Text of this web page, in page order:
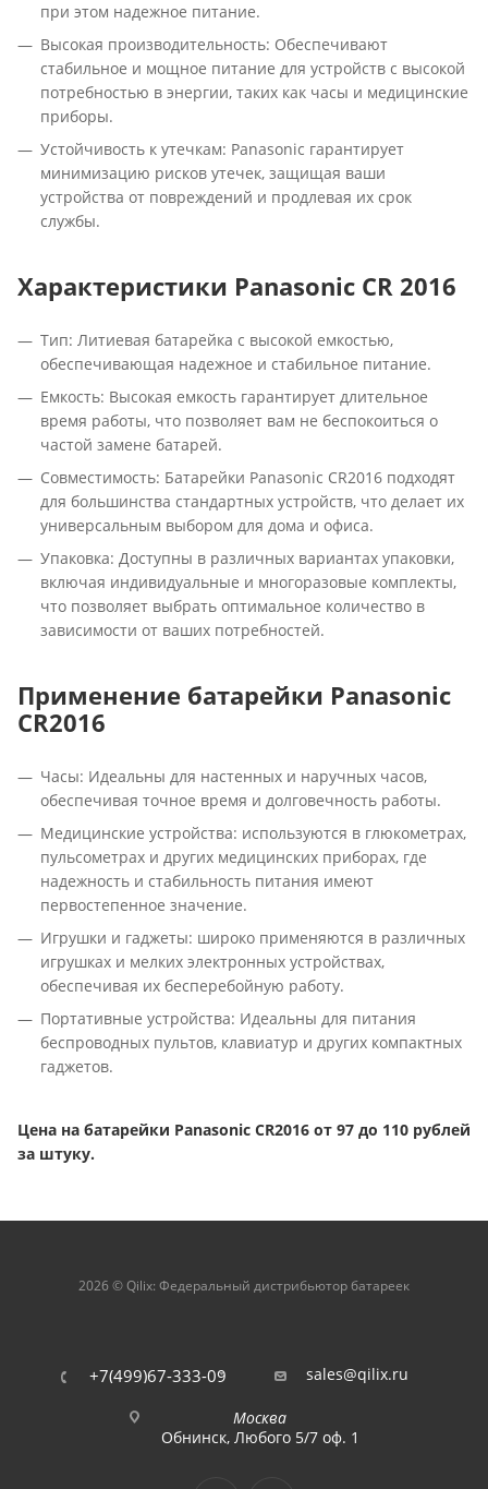
при этом надежное питание.
Высокая производительность: Обеспечивают
стабильное и мощное питание для устройств с высокой
потребностью в энергии, таких как часы и медицинские
приборы.
Устойчивость к утечкам: Panasonic гарантирует
минимизацию рисков утечек, защищая ваши
устройства от повреждений и продлевая их срок
службы.
Характеристики Panasonic CR 2016
Тип: Литиевая батарейка с высокой емкостью,
обеспечивающая надежное и стабильное питание.
Емкость: Высокая емкость гарантирует длительное
время работы, что позволяет вам не беспокоиться о
частой замене батарей.
Совместимость: Батарейки Panasonic CR2016 подходят
для большинства стандартных устройств, что делает их
универсальным выбором для дома и офиса.
Упаковка: Доступны в различных вариантах упаковки,
включая индивидуальные и многоразовые комплекты,
что позволяет выбрать оптимальное количество в
зависимости от ваших потребностей.
Применение батарейки Panasonic
CR2016
Часы: Идеальны для настенных и наручных часов,
обеспечивая точное время и долговечность работы.
Медицинские устройства: используются в глюкометрах,
пульсометрах и других медицинских приборах, где
надежность и стабильность питания имеют
первостепенное значение.
Игрушки и гаджеты: широко применяются в различных
игрушках и мелких электронных устройствах,
обеспечивая их бесперебойную работу.
Портативные устройства: Идеальны для питания
беспроводных пультов, клавиатур и других компактных
гаджетов.
Цена на батарейки Panasonic CR2016 от 97 до 110 рублей
за штуку.
2026 © Qilix: Федеральный дистрибьютор батареек
+7(499)67-333-09 sales@qilix.ru
Москва
Обнинск, Любого 5/7 оф. 1